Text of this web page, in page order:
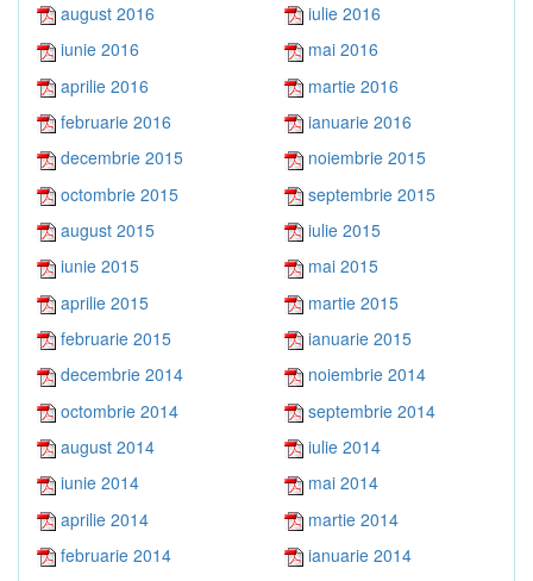
august 2016
iulie 2016
iunie 2016
mai 2016
aprilie 2016
martie 2016
februarie 2016
ianuarie 2016
decembrie 2015
noiembrie 2015
octombrie 2015
septembrie 2015
august 2015
iulie 2015
iunie 2015
mai 2015
aprilie 2015
martie 2015
februarie 2015
ianuarie 2015
decembrie 2014
noiembrie 2014
octombrie 2014
septembrie 2014
august 2014
iulie 2014
iunie 2014
mai 2014
aprilie 2014
martie 2014
februarie 2014
ianuarie 2014